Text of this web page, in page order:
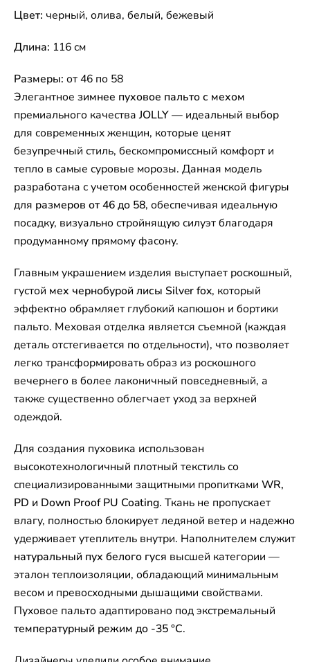
Цвет: черный, олива, белый, бежевый
Длина: 116 см
Размеры: от 46 по 58
Элегантное зимнее пуховое пальто с мехом
премиального качестваJOLLY— идеальный выбор
для современных женщин, которые ценят
безупречный стиль, бескомпромиссный комфорт и
тепло в самые суровые морозы. Данная модель
разработана с учетом особенностей женской фигуры
для размеров от 46 до 58, обеспечивая идеальную
посадку, визуально стройнящую силуэт благодаря
продуманному прямому фасону.
Главным украшением изделия выступает роскошный,
густой мех чернобурой лисы Silver fox, который
эффектно обрамляет глубокий капюшон и бортики
пальто. Меховая отделка является съемной (каждая
деталь отстегивается по отдельности), что позволяет
легко трансформировать образ из роскошного
вечернего в более лаконичный повседневный, а
также существенно облегчает уход за верхней
одеждой.
Для создания пуховика использован
высокотехнологичный плотный текстиль со
специализированными защитными пропитками WR,
PD и Down Proof PU Coating. Ткань не пропускает
влагу, полностью блокирует ледяной ветер и надежно
удерживает утеплитель внутри. Наполнителем служит
натуральный пух белого гуся высшей категории —
эталон теплоизоляции, обладающий минимальным
весом и превосходными дышащими свойствами.
Пуховое пальто адаптировано под экстремальный
температурный режим до -35 °C.